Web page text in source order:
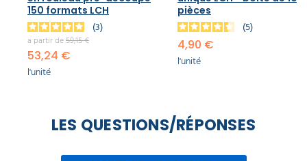
150 formats LCH
3
a partir de59,15 €
53,24 €
l'unité
pièces
5
4,90 €
l'unité
LES QUESTIONS/RÉPONSES